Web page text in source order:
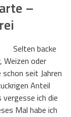
–
Selten backe
Weizen oder
seit Jahren
Anteil
ich die
Mal habe ich